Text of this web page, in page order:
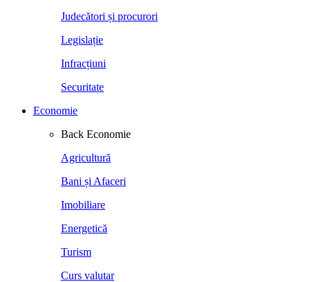
Judecători și procurori
Legislație
Infracțiuni
Securitate
Economie
Back Economie
Agricultură
Bani și Afaceri
Imobiliare
Energetică
Turism
Curs valutar